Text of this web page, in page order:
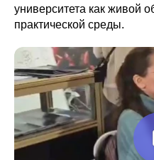
университета как живой
практической среды.